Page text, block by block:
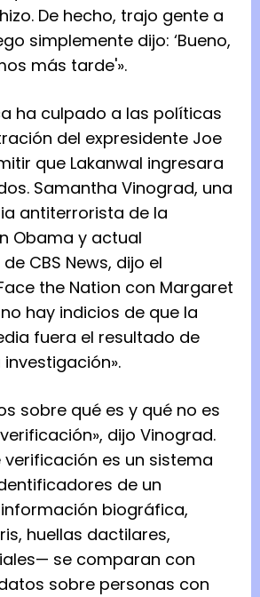
De hecho, trajo gente a
simplemente dijo: ‘Bueno,
más tarde'».
ha culpado a las políticas
del expresidente Joe
que Lakanwal ingresara
Samantha Vinograd, una
antiterrorista de la
Obama y actual
CBS News, dijo el
the Nation con Margaret
hay indicios de que la
fuera el resultado de
sobre qué es y qué no es
dijo Vinograd.
verificación es un sistema
de un
biográfica,
huellas dactilares,
se comparan con
sobre personas con